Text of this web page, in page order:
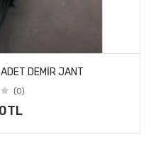
DEMIR JANT
(0)